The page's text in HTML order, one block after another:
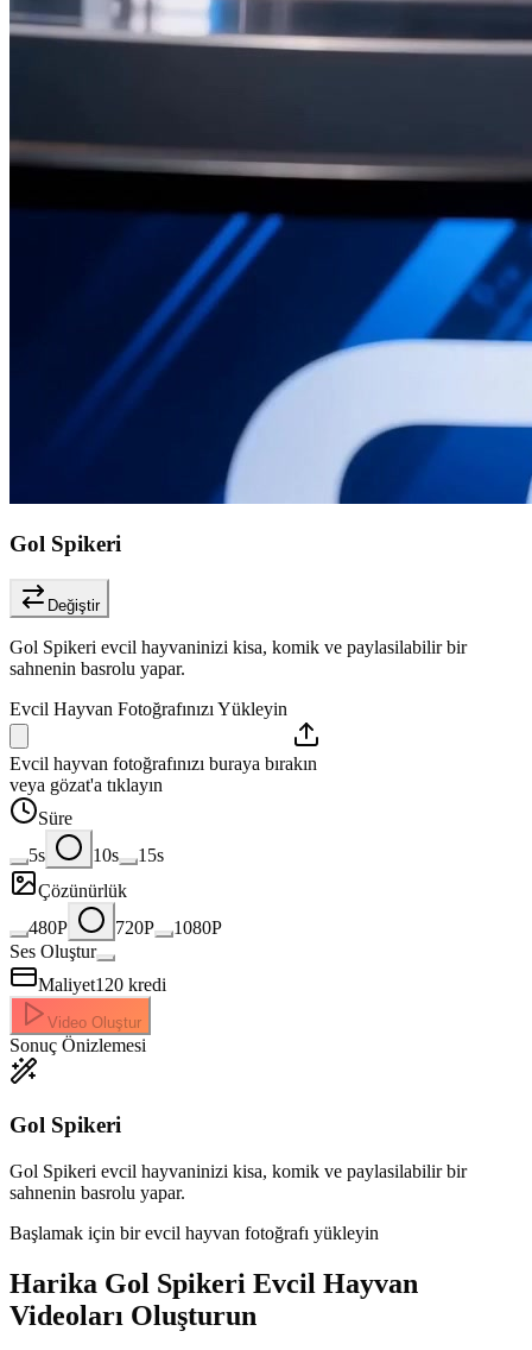
Gol Spikeri
Değiştir
Gol Spikeri evcil hayvaninizi kisa, komik ve paylasilabilir bir
sahnenin basrolu yapar.
Evcil Hayvan Fotoğrafınızı Yükleyin
Evcil hayvan fotoğrafınızı buraya bırakın
veya gözat'a tıklayın
Süre
5s
10s
15s
Çözünürlük
480P
720P
1080P
Ses Oluştur
Maliyet120 kredi
Video Oluştur
Sonuç Önizlemesi
Gol Spikeri
Gol Spikeri evcil hayvaninizi kisa, komik ve paylasilabilir bir
sahnenin basrolu yapar.
Başlamak için bir evcil hayvan fotoğrafı yükleyin
Harika Gol Spikeri Evcil Hayvan
Videoları Oluşturun